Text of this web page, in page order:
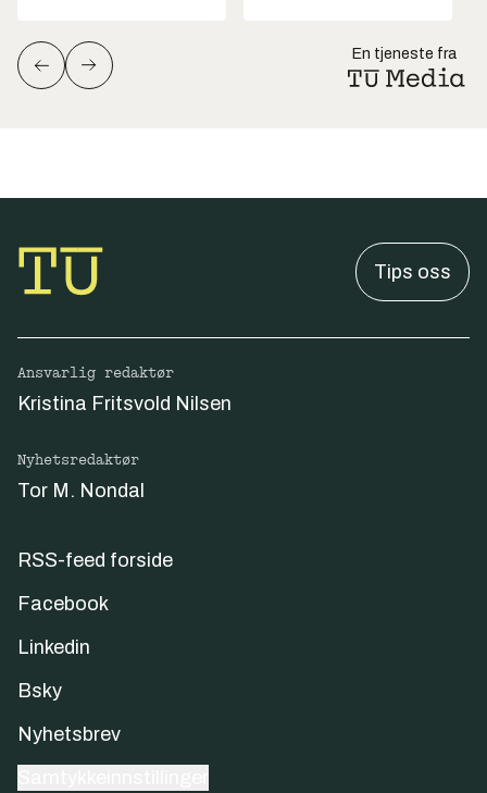
En tjeneste fra
Tips oss
Ansvarlig redaktør
Kristina Fritsvold Nilsen
Nyhetsredaktør
Tor M. Nondal
RSS-feed forside
Facebook
Linkedin
Bsky
Nyhetsbrev